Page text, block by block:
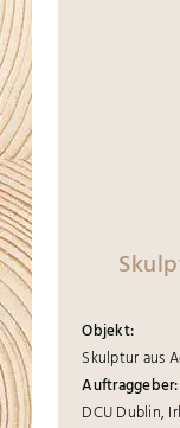
Objekt:
Skulptur aus
Auftraggeber:
DCU Dublin,